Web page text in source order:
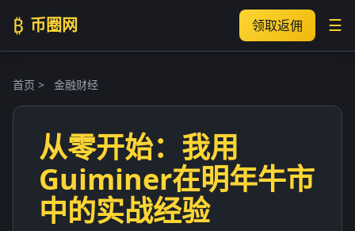
₿ 币圈网 领取返佣 ☰
首页 > 金融财经
从零开始：我用
Guiminer在明年牛市
中的实战经验